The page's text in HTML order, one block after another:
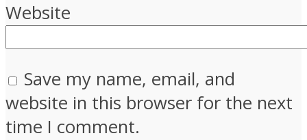
Website
Save my name, email, and
website in this browser for the next
time I comment.